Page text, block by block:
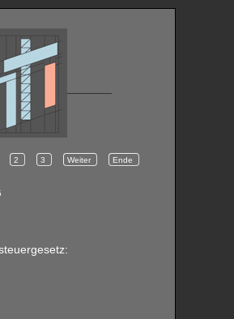
2 3 Weiter Ende